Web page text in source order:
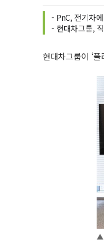
- PnC, 전기차
- 현대차그룹,
현대차그룹이 ‘
▲